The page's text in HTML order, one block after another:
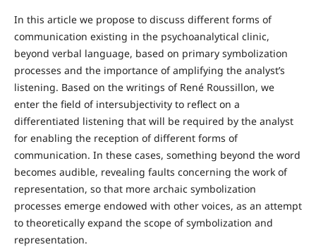
In this article we propose to discuss different forms of
communication existing in the psychoanalytical clinic,
beyond verbal language, based on primary symbolization
processes and the importance of amplifying the analyst’s
listening. Based on the writings of René Roussillon, we
enter the field of intersubjectivity to reflect on a
differentiated listening that will be required by the analyst
for enabling the reception of different forms of
communication. In these cases, something beyond the word
becomes audible, revealing faults concerning the work of
representation, so that more archaic symbolization
processes emerge endowed with other voices, as an attempt
to theoretically expand the scope of symbolization and
representation.